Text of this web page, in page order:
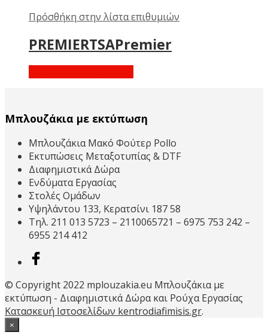
Πρόσθήκη στην λίστα επιθυμιών
PREMIERTSAPremier
Μπλουζάκια με εκτύπωση
Μπλουζάκια Μακό Φούτερ Pollo
Εκτυπώσεις Μεταξοτυπίας & DTF
Διαφημιστικά Δώρα
Ενδύματα Εργασίας
Στολές Ομάδων
Υψηλάντου 133, Κερατσίνι 187 58
Τηλ. 211 013 5723 – 2110065721 – 6975 753 242 –
6955 214 412
© Copyright 2022 mplouzakia.eu Μπλουζάκια με
εκτύπωση - Διαφημιστικά Δώρα και Ρούχα Εργασίας
Κατασκευή Ιστοσελίδων kentrodiafimisis.gr.
×